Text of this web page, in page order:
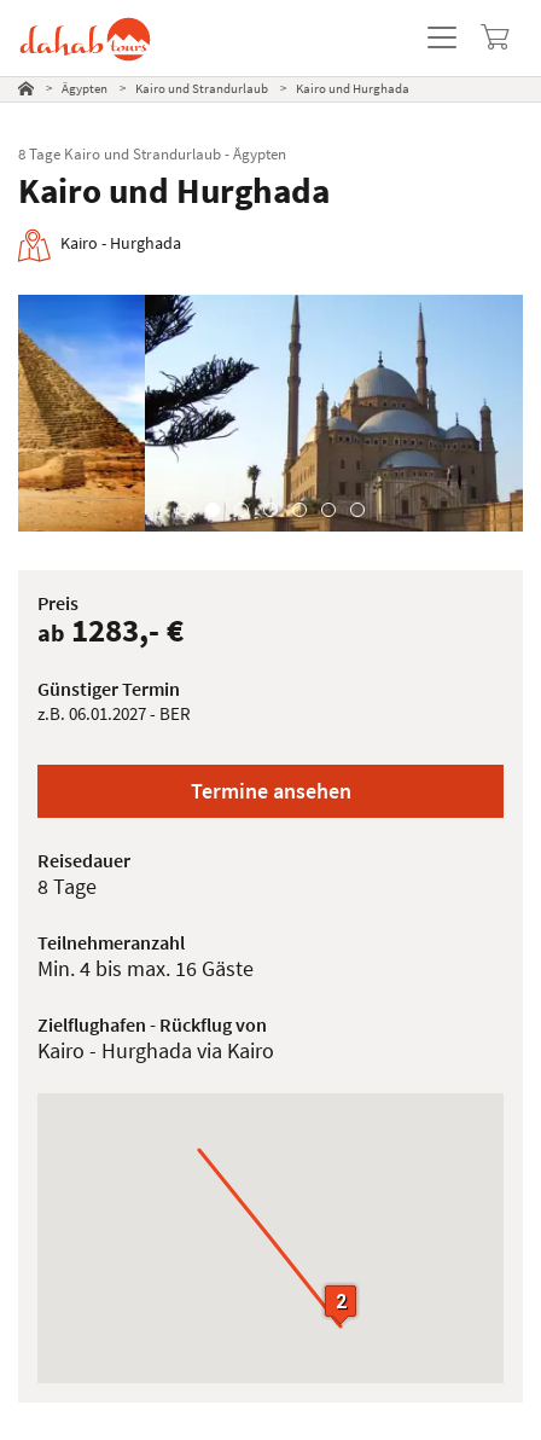
> Ägypten > Kairo und Strandurlaub > Kairo und Hurghada
Termine
Beliebte Reisen
8 Tage Kairo und Strandurlaub - Ägypten
Kairo und Hurghada
Kairo - Hurghada
Preis
ab 1283,- €
Günstiger Termin
z.B. 06.01.2027 - BER
Termine ansehen
Reisedauer
8 Tage
Teilnehmeranzahl
Min. 4 bis max. 16 Gäste
Zielflughafen - Rückflug von
Kairo - Hurghada via Kairo
2
2